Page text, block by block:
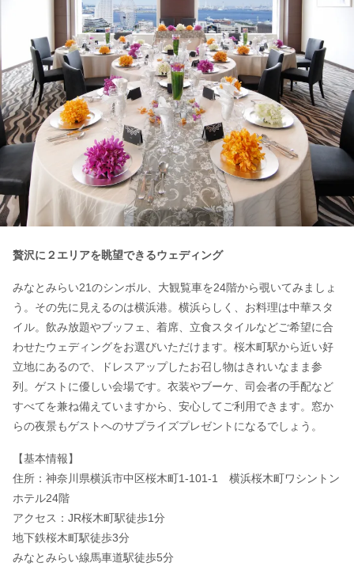
贅沢に２エリアを眺望できるウェディング
みなとみらい21のシンボル、大観覧車を24階から覗いてみましょ
う。その先に見えるのは横浜港。横浜らしく、お料理は中華スタ
イル。飲み放題やブッフェ、着席、立食スタイルなどご希望に合
わせたウェディングをお選びいただけます。桜木町駅から近い好
立地にあるので、ドレスアップしたお召し物はきれいなまま参
列。ゲストに優しい会場です。衣装やブーケ、司会者の手配など
すべてを兼ね備えていますから、安心してご利用できます。窓か
らの夜景もゲストへのサプライズプレゼントになるでしょう。
【基本情報】
住所：神奈川県横浜市中区桜木町1-101-1
横浜桜木町ワシントン
ホテル24階
アクセス：JR桜木町駅徒歩1分
地下鉄桜木町駅徒歩3分
みなとみらい線馬車道駅徒歩5分